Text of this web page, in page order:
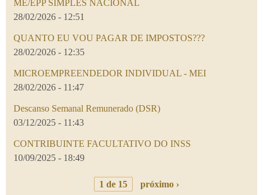
ME/EPP SIMPLES NACIONAL
28/02/2026 - 12:51
QUANTO EU VOU PAGAR DE IMPOSTOS???
28/02/2026 - 12:35
MICROEMPREENDEDOR INDIVIDUAL - MEI
28/02/2026 - 11:47
Descanso Semanal Remunerado (DSR)
03/12/2025 - 11:43
CONTRIBUINTE FACULTATIVO DO INSS
10/09/2025 - 18:49
1 de 15
próximo ›